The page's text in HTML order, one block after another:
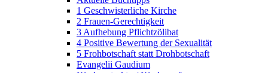
1 Geschwisterliche Kirche
2 Frauen-Gerechtigkeit
3 Aufhebung Pflichtzölibat
4 Positive Bewertung der Sexualität
5 Frohbotschaft statt Drohbotschaft
Evangelii Gaudium